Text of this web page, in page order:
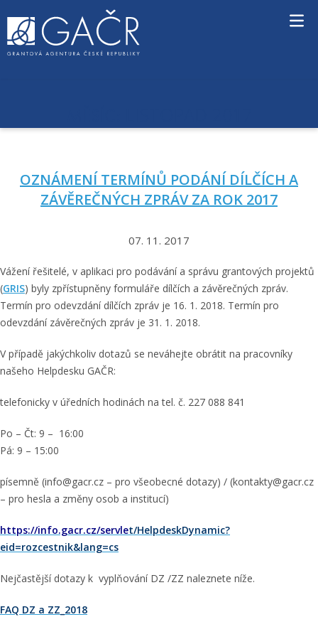
n
OZNÁMENÍ TERMÍNŮ PODÁNÍ DÍLČÍCH A
ZÁVĚREČNÝCH ZPRÁV ZA ROK 2017
07. 11. 2017
Vážení řešitelé, v aplikaci pro podávání a správu grantových projektů
(GRIS) byly zpřístupněny formuláře dílčích a závěrečných zpráv.
Termín pro odevzdání dílčích zpráv je 16. 1. 2018. Termín pro
odevzdání závěrečných zpráv je 31. 1. 2018.
V případě jakýchkoliv dotazů se neváhejte obrátit na pracovníky
našeho Helpdesku GAČR:
telefonicky v úředních hodinách na tel. č. 227 088 841
Po – Čt: 9 – 16:00
Pá: 9 – 15:00
písemně (info@gacr.cz – pro všeobecné dotazy) / (kontakty@gacr.cz
– pro hesla a změny osob a institucí)
https://info.gacr.cz/servlet/HelpdeskDynamic?
eid=rozcestnik&lang=cs
Nejčastější dotazy k vyplňování DZ /ZZ naleznete níže.
FAQ DZ a ZZ_2018